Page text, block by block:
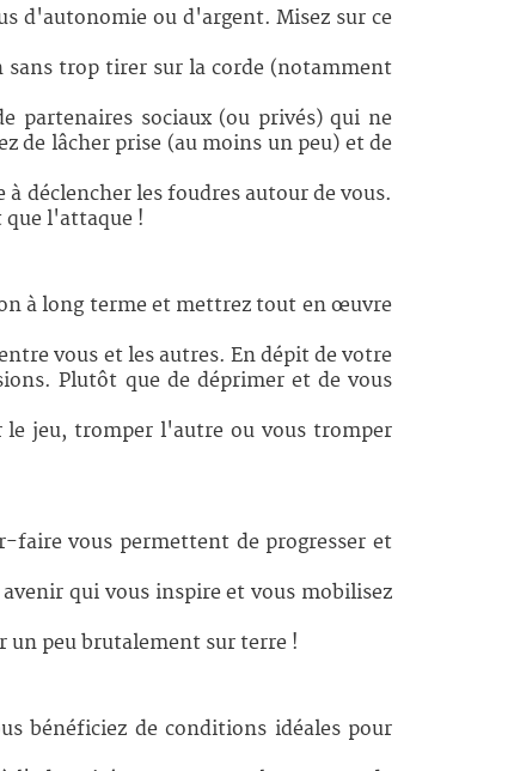
d'autonomie ou d'argent. Misez sur ce
sans trop tirer sur la corde (notamment
partenaires sociaux (ou privés) qui ne
de lâcher prise (au moins un peu) et de
déclencher les foudres autour de vous.
que l'attaque !
à long terme et mettrez tout en œuvre
vous et les autres. En dépit de votre
Plutôt que de déprimer et de vous
le jeu, tromper l'autre ou vous tromper
faire vous permettent de progresser et
qui vous inspire et vous mobilisez
un peu brutalement sur terre !
bénéficiez de conditions idéales pour